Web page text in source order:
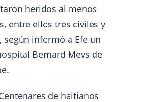
heridos al menos
entre ellos tres civiles y
según informó a Efe un
Bernard Mevs de
de haitianos